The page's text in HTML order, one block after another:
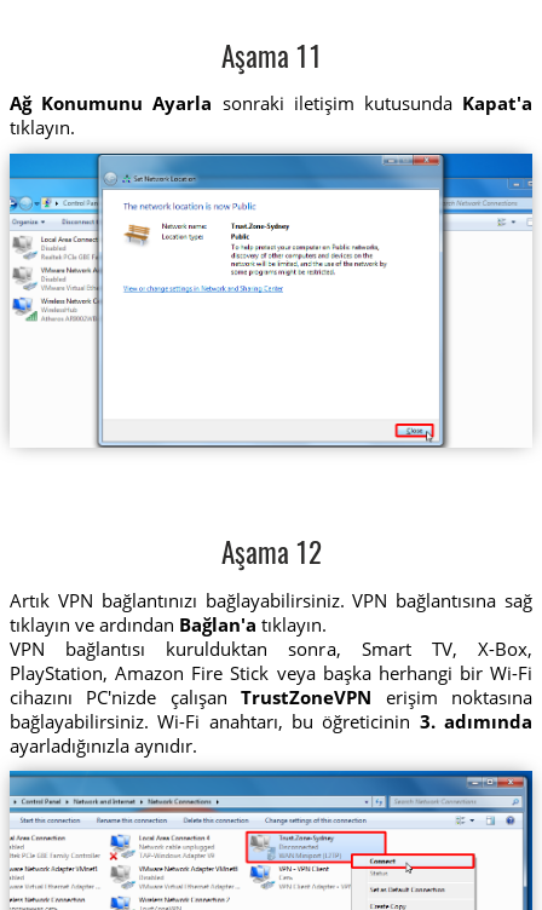
Aşama 11
Ağ Konumunu Ayarla sonraki iletişim kutusunda Kapat'a
tıklayın.
Aşama 12
Artık VPN bağlantınızı bağlayabilirsiniz. VPN bağlantısına sağ
tıklayın ve ardından Bağlan'a tıklayın.
VPN bağlantısı kurulduktan sonra, Smart TV, X-Box,
PlayStation, Amazon Fire Stick veya başka herhangi bir Wi-Fi
cihazını PC'nizde çalışanTrustZoneVPN erişim noktasına
bağlayabilirsiniz. Wi-Fi anahtarı, bu öğreticinin 3. adımında
ayarladığınızla aynıdır.